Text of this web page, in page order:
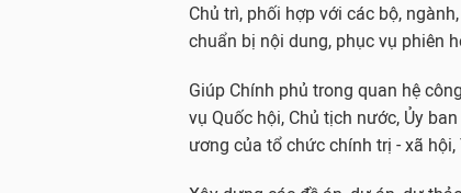
Chủ trì, phối hợp với các bộ,
chuẩn bị nội dung, phục vụ phiên
Giúp Chính phủ trong quan hệ
vụ Quốc hội, Chủ tịch nước, Ủy
ương của tổ chức chính trị - xã